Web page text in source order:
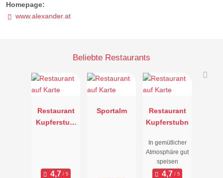
Homepage:
www.alexander.at
Beliebte Restaurants
Restaurant
Kupferstub'
Sportalm
Restaurant
Kupferstubn
In gemütlicher
Atmosphäre gut
speisen